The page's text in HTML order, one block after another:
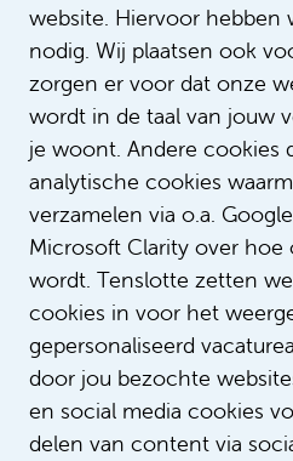
website. Hiervoor hebben
nodig. Wij plaatsen ook
zorgen er voor dat onze
wordt in de taal van jouw
je woont. Andere cookies
analytische cookies
verzamelen via o.a.
Microsoft Clarity over hoe
wordt. Tenslotte zetten
cookies in voor het
gepersonaliseerd
door jou bezochte
en social media cookies
delen van content via